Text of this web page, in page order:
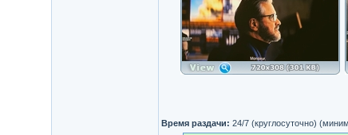
Время раздачи: 24/7 (круглосуточно)